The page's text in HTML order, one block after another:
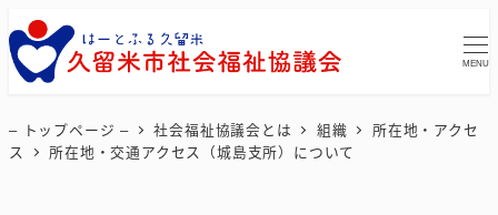
MENU
– トップページ – 社会福祉協議会とは 組織
所在地・アクセ
ス
所在地・交通アクセス（城島支所）について